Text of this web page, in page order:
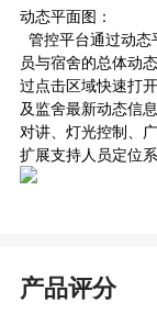
动态平面图：
管控平台通过动
员与宿舍的总体动
过点击区域快速打
及监舍最新动态信
对讲、灯光控制、广
扩展支持人员定位
产品评分